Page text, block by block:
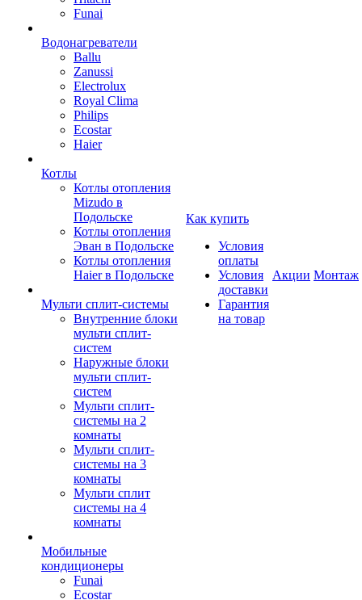
Funai
Водонагреватели
Ballu
Zanussi
Electrolux
Royal Clima
Philips
Ecostar
Haier
Котлы
Котлы отопления
Mizudo в
Подольске
Котлы отопления
Эван в Подольске
Котлы отопления
Haier в Подольске
Мульти сплит-системы
Внутренние блоки
мульти сплит-
систем
Наружные блоки
мульти сплит-
систем
Мульти сплит-
системы на 2
комнаты
Мульти сплит-
системы на 3
комнаты
Мульти сплит
системы на 4
комнаты
Мобильные
кондиционеры
Funai
Ecostar
Как купить
Условия
оплаты
Условия
доставки
Гарантия
на товар
Акции Монтаж